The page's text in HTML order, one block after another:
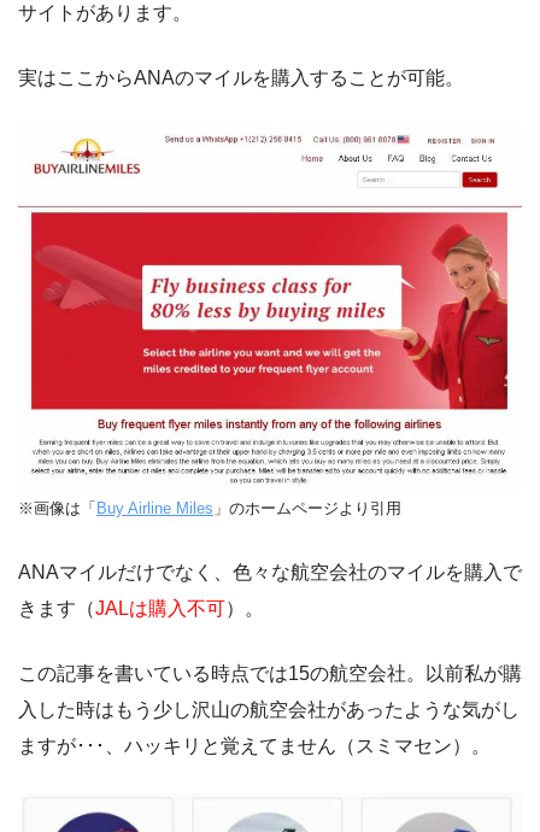
サイトがあります。
実はここからANAのマイルを購入することが可能。
※画像は「 Buy Airline Miles 」のホームページより引用
ANAマイルだけでなく、色々な航空会社のマイルを購入で
きます（JALは購入不可）。
この記事を書いている時点では15の航空会社。以前私が購
入した時はもう少し沢山の航空会社があったような気がし
ますが･･･、ハッキリと覚えてません（スミマセン）。